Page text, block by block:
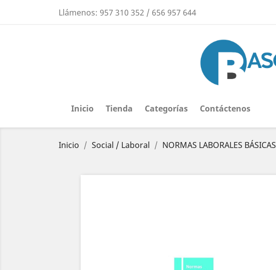
Llámenos: 957 310 352 / 656 957 644
Inicio Tienda Categorías Contáctenos
Inicio Social / Laboral NORMAS LABORALES BÁSICAS